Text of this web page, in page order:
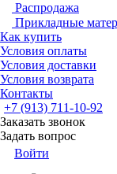
Распродажа
Прикладные
Как купить
Условия оплаты
Условия доставки
Условия возврата
Контакты
+7 (913) 711-10-92
Заказать звонок
Задать вопрос
Войти